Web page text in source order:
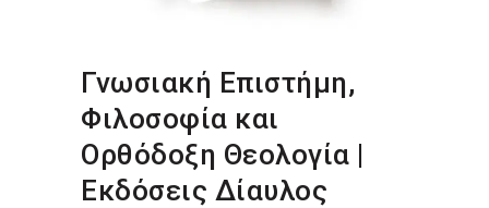
Γνωσιακή Eπιστήμη,
Φιλοσοφία και
Oρθόδοξη Θεολογία |
Εκδόσεις Δίαυλος